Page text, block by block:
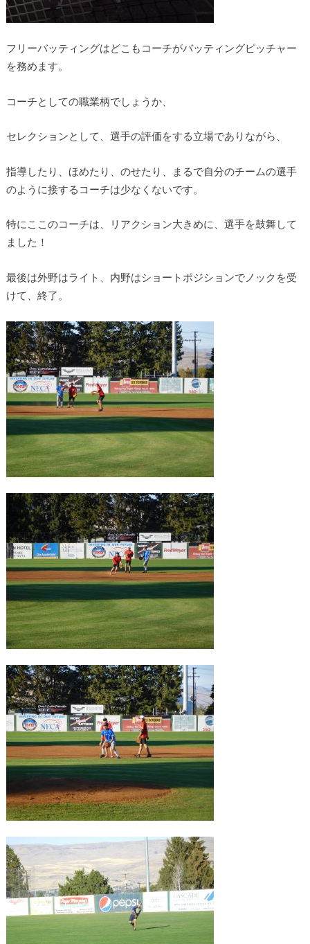
フリーバッティングはどこもコーチがバッティングピッチャー
を務めます。
コーチとしての職業柄でしょうか、
セレクションとして、選手の評価をする立場でありながら、
指導したり、ほめたり、のせたり、まるで自分のチームの選手
のように接するコーチは少なくないです。
特にここのコーチは、リアクション大きめに、選手を鼓舞して
ました！
最後は外野はライト、内野はショートポジションでノックを受
けて、終了。